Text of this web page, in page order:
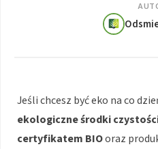
Jeśli chcesz być eko na co
ekologiczne środki
certyfikatem BIOoraz